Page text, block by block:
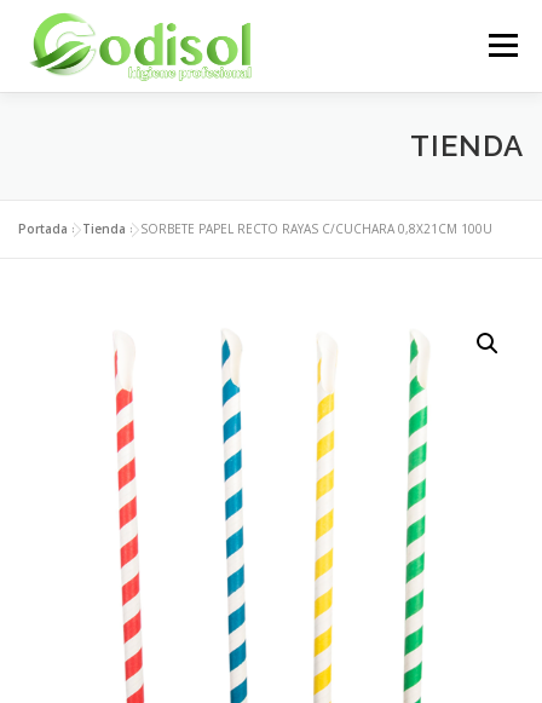
contenido
Menú
ÁREA CLIENTES CONTACTO
TIENDA
Portada »Tienda »SORBETE PAPEL RECTO RAYAS C/CUCHARA 0,8X21CM 100U